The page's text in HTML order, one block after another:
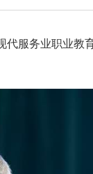
服务业职业